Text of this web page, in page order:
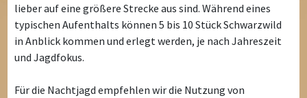
lieber auf eine größere Strecke aus sind. Während eines
typischen Aufenthalts können 5 bis 10 Stück Schwarzwild
in Anblick kommen und erlegt werden, je nach Jahreszeit
und Jagdfokus.
Für die Nachtjagd empfehlen wir die Nutzung von